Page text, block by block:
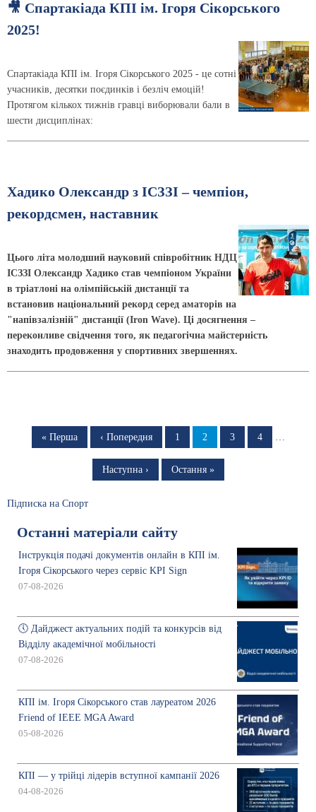
🎥 Спартакіада КПІ ім. Ігоря Сікорського
2025!
Спартакіада КПІ ім. Ігоря Сікорського 2025 - це сотні
учасників, десятки поєдинків і безліч емоцій!
Протягом кількох тижнів гравці виборювали бали в
шести дисциплінах:
Хадико Олександр з ІСЗЗІ – чемпіон,
рекордсмен, наставник
Цього літа молодший науковий співробітник НДЦ
ІСЗЗІ Олександр Хадико став чемпіоном України
в тріатлоні на олімпійській дистанції та
встановив національний рекорд серед аматорів на
"напівзалізній" дистанції (Iron Wave). Ці досягнення –
переконливе свідчення того, як педагогічна майстерність
знаходить продовження у спортивних звершеннях.
Перша
« Перша
Попередня
‹ Попередня Сторінка
1 Сторінка
2 Сторінка
3 Сторінка
4 …
Наступна
Наступна ›
Остання
Остання »
Підписка на Спорт
Останні матеріали сайту
Інструкція подачі документів онлайн в КПІ ім.
Ігоря Сікорського через сервіс KPI Sign
07-08-2026
🕔 Дайджест актуальних подій та конкурсів від
Відділу академічної мобільності
07-08-2026
КПІ ім. Ігоря Сікорського став лауреатом 2026
Friend of IEEE MGA Award
05-08-2026
КПІ — у трійці лідерів вступної кампанії 2026
04-08-2026